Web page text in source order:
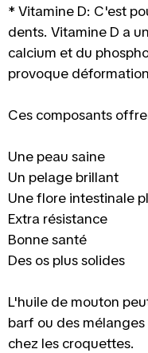
* Vitamine D: C'est
dents. Vitamine D a
calcium et du
provoque
Ces composants
Une peau saine
Un pelage brillant
Une flore intestinale
Extra résistance
Bonne santé
Des os plus solides
L'huile de mouton
barf ou des
chez les croquettes.